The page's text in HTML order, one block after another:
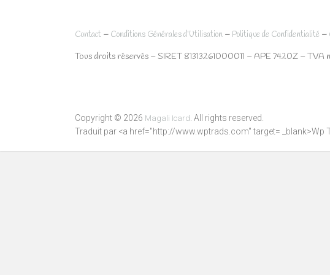
Contact – Conditions Générales d’Utilisation – Politique de Confidentialité –
Tous droits réservés – SIRET 81313261000011 – APE 7420Z – TVA
Copyright © 2026 Magali Icard . All rights reserved.
Traduit par <a href="http://www.wptrads.com" target= _blank>Wp